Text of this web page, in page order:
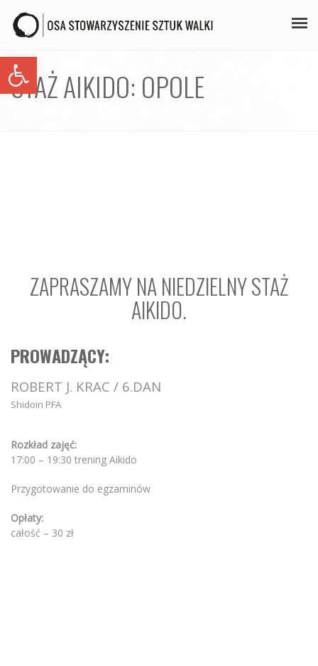
Open toolbar
STAŻE
STAŻ AIKIDO: OPOLE
ZAPRASZAMY NA NIEDZIELNY STAŻ
AIKIDO.
PROWADZĄCY:
ROBERT J. KRAC / 6.DAN
Shidoin PFA
Rozkład zajęć:
17:00 – 19:30 trening Aikido
Przygotowanie do egzaminów
Opłaty:
całość – 30 zł